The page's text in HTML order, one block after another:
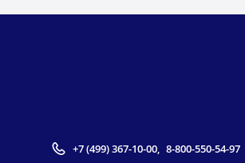
+7 (499) 367-10-00, 8-800-550-54-97